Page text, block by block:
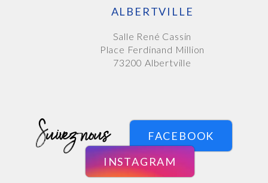
ALBERTVILLE
Salle René Cassin
Place Ferdinand Million
73200 Albertville
Suivez-nous
FACEBOOK
INSTAGRAM